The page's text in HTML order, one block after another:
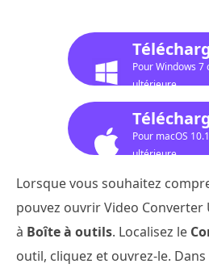
Pour Windows 7
ultérieure
Pour macOS
ultérieure
Lorsque vous souhaitez
pouvez ouvrir Video
à Boîte à outils. Localisez le
outil, cliquez et ouvrez-le.